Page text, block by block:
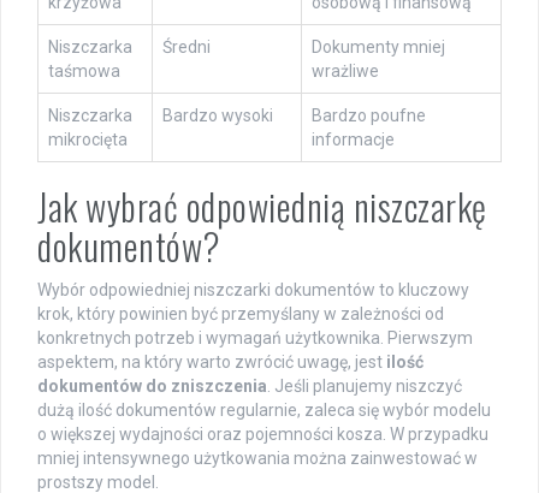
Niszczarka
taśmowa
Średni
Dokumenty mniej
wrażliwe
Niszczarka
mikrocięta
Bardzo wysoki
Bardzo poufne
informacje
Jak wybrać odpowiednią niszczarkę
dokumentów?
Wybór odpowiedniej niszczarki dokumentów to kluczowy
krok, który powinien być przemyślany w zależności od
konkretnych potrzeb i wymagań użytkownika. Pierwszym
aspektem, na który warto zwrócić uwagę, jest ilość
dokumentów do zniszczenia . Jeśli planujemy niszczyć
dużą ilość dokumentów regularnie, zaleca się wybór modelu
o większej wydajności oraz pojemności kosza. W przypadku
mniej intensywnego użytkowania można zainwestować w
prostszy model.